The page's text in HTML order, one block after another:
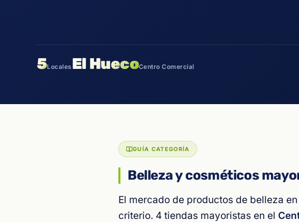
5Locales El HuecoCentro Comercial
GUÍA CATEGORÍA
Belleza y cosméticos
El mercado de productos de belleza
criterio. 4 tiendas mayoristas en el